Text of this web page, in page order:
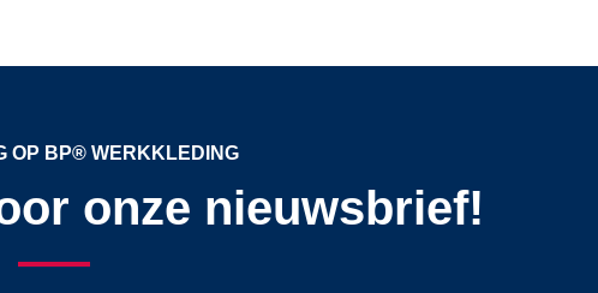
OP BP® WERKKLEDING
onze nieuwsbrief!